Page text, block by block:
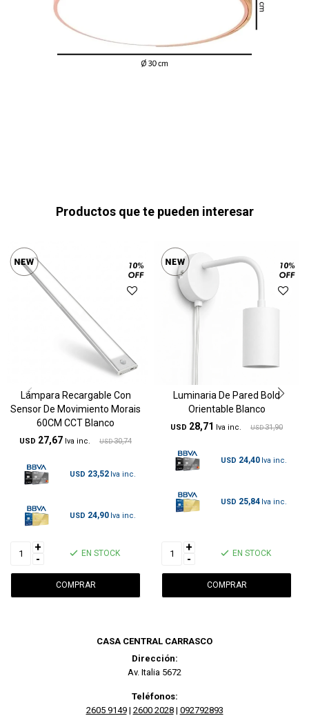
Productos que te pueden interesar
Lámpara Recargable Con
Sensor De Movimiento Morais
60CM CCT Blanco
USD 27,67 USD 30,74
USD 23,52
USD 24,90
+
-
EN STOCK
Luminaria De Pared Bold
Orientable Blanco
USD 28,71 USD 31,90
USD 24,40
USD 25,84
+
-
EN STOCK
CASA CENTRAL CARRASCO
Dirección:
Av. Italia 5672
Teléfonos:
2605 9149| 2600 2028| 092792893